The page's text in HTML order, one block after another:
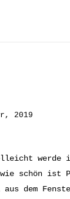
2019
werde
schön ist
dem